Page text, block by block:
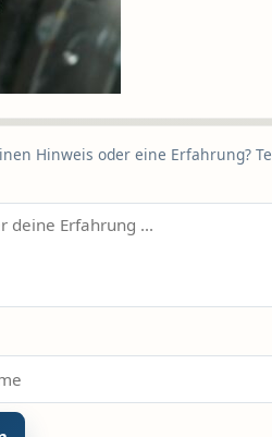
Hinweis oder eine Erfahrung?